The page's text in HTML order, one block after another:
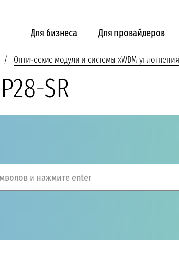
Для бизнеса Для провайдеров
Оптические модули и системы xWDM уплотнения
SR
и нажмите enter